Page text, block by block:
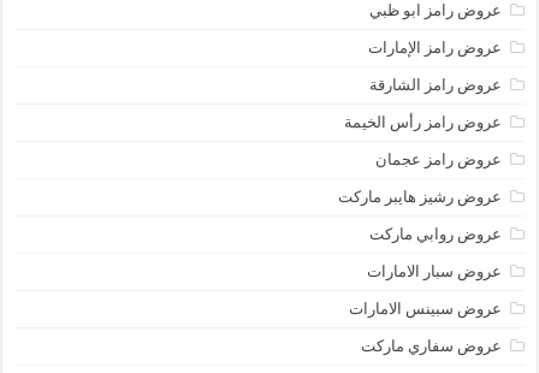
عروض رامز ابو ظبي
عروض رامز الإمارات
عروض رامز الشارقة
عروض رامز رأس الخيمة
عروض رامز عجمان
عروض رشيز هايبر ماركت
عروض روابي ماركت
عروض سبار الامارات
عروض سبينس الامارات
عروض سفاري ماركت